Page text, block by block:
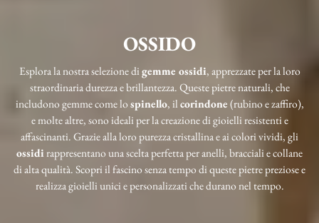
OSSIDO
Esplora la nostra selezione digemme ossidi, apprezzate per la loro
straordinaria durezza e brillantezza. Queste pietre naturali, che
includono gemme come lospinello, ilcorindone(rubino e zaffiro),
e molte altre, sono ideali per la creazione di gioielli resistenti e
affascinanti. Grazie alla loro purezza cristallina e ai colori vividi, gli
ossidi rappresentano una scelta perfetta per anelli, bracciali e collane
di alta qualità. Scopri il fascino senza tempo di queste pietre preziose e
realizza gioielli unici e personalizzati che durano nel tempo.